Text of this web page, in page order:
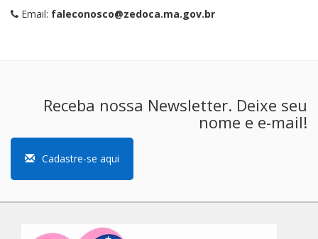
Email: faleconosco@zedoca.ma.gov.br
Receba nossa Newsletter. Deixe seu
nome e e-mail!
Cadastre-se aqui